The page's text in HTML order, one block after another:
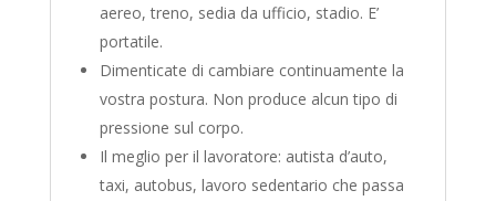
aereo, treno, sedia da ufficio, stadio. E’
portatile.
Dimenticate di cambiare continuamente la
vostra postura. Non produce alcun tipo di
pressione sul corpo.
Il meglio per il lavoratore: autista d’auto,
taxi, autobus, lavoro sedentario che passa